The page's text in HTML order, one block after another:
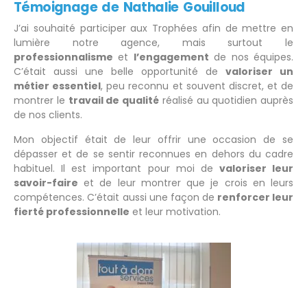
Témoignage de Nathalie Gouilloud
J’ai souhaité participer aux Trophées afin de mettre en
lumière notre agence, mais surtout le
professionnalisme et l’engagement de nos équipes.
C’était aussi une belle opportunité de valoriser un
métier essentiel, peu reconnu et souvent discret, et de
montrer le travail de qualité réalisé au quotidien auprès
de nos clients.
Mon objectif était de leur offrir une occasion de se
dépasser et de se sentir reconnues en dehors du cadre
habituel. Il est important pour moi de valoriser leur
savoir-faire et de leur montrer que je crois en leurs
compétences. C’était aussi une façon de renforcer leur
fierté professionnelle et leur motivation.